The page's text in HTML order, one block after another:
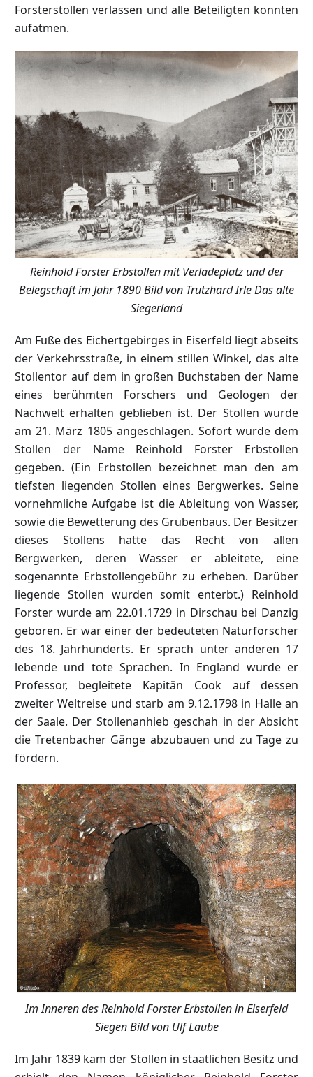
Forsterstollen verlassen und alle Beteiligten konnten
aufatmen.
Reinhold Forster Erbstollen mit Verladeplatz und der
Belegschaft im Jahr 1890 Bild von Trutzhard Irle Das alte
Siegerland
Am Fuße des Eichertgebirges in Eiserfeld liegt abseits
der Verkehrsstraße, in einem stillen Winkel, das alte
Stollentor auf dem in großen Buchstaben der Name
eines berühmten Forschers und Geologen der
Nachwelt erhalten geblieben ist. Der Stollen wurde
am 21. März 1805 angeschlagen. Sofort wurde dem
Stollen der Name Reinhold Forster Erbstollen
gegeben. (Ein Erbstollen bezeichnet man den am
tiefsten liegenden Stollen eines Bergwerkes. Seine
vornehmliche Aufgabe ist die Ableitung von Wasser,
sowie die Bewetterung des Grubenbaus. Der Besitzer
dieses Stollens hatte das Recht von allen
Bergwerken, deren Wasser er ableitete, eine
sogenannte Erbstollengebühr zu erheben. Darüber
liegende Stollen wurden somit enterbt.) Reinhold
Forster wurde am 22.01.1729 in Dirschau bei Danzig
geboren. Er war einer der bedeuteten Naturforscher
des 18. Jahrhunderts. Er sprach unter anderen 17
lebende und tote Sprachen. In England wurde er
Professor, begleitete Kapitän Cook auf dessen
zweiter Weltreise und starb am 9.12.1798 in Halle an
der Saale. Der Stollenanhieb geschah in der Absicht
die Tretenbacher Gänge abzubauen und zu Tage zu
fördern.
Im Inneren des Reinhold Forster Erbstollen in Eiserfeld
Siegen Bild von Ulf Laube
Im Jahr 1839 kam der Stollen in staatlichen Besitz und